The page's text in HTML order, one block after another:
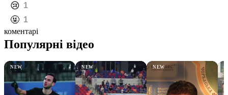
️😢 1
️🤬 1
коментарі